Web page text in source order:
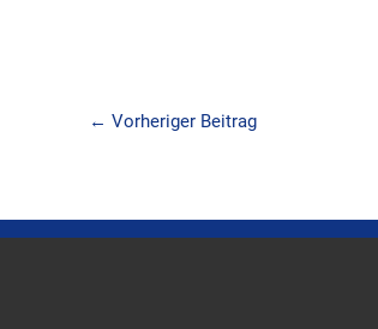
← Vorheriger Beitrag